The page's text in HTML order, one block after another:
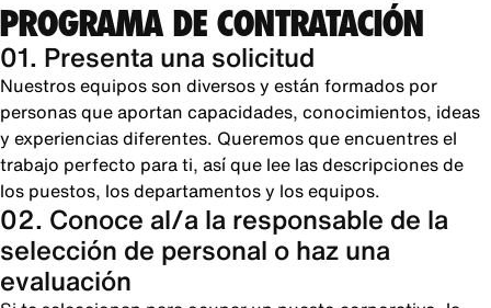
PROGRAMA DE CONTRATACIÓN
01. Presenta una solicitud
Nuestros equipos son diversos y están formados por
personas que aportan capacidades, conocimientos, ideas
y experiencias diferentes. Queremos que encuentres el
trabajo perfecto para ti, así que lee las descripciones de
los puestos, los departamentos y los equipos.
02. Conoce al/a la responsable de la
selección de personal o haz una
evaluación